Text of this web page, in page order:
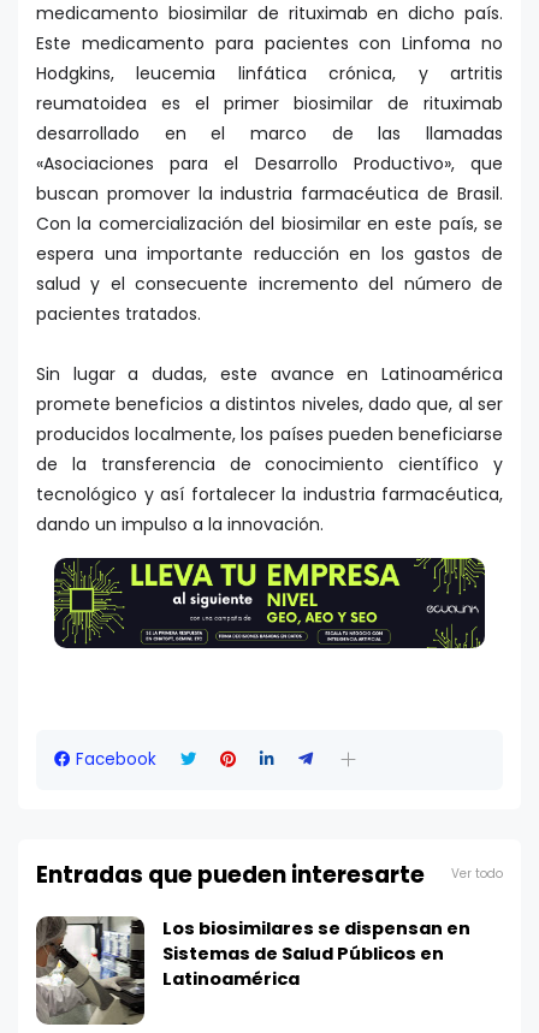
medicamento biosimilar de rituximab en dicho país.
Este medicamento para pacientes con Linfoma no
Hodgkins, leucemia linfática crónica, y artritis
reumatoidea es el primer biosimilar de rituximab
desarrollado en el marco de las llamadas
«Asociaciones para el Desarrollo Productivo», que
buscan promover la industria farmacéutica de Brasil.
Con la comercialización del biosimilar en este país, se
espera una importante reducción en los gastos de
salud y el consecuente incremento del número de
pacientes tratados.
Sin lugar a dudas, este avance en Latinoamérica
promete beneficios a distintos niveles, dado que, al ser
producidos localmente, los países pueden beneficiarse
de la transferencia de conocimiento científico y
tecnológico y así fortalecer la industria farmacéutica,
dando un impulso a la innovación.
Facebook
Entradas que pueden interesarte Ver todo
Los biosimilares se dispensan en
Sistemas de Salud Públicos en
Latinoamérica